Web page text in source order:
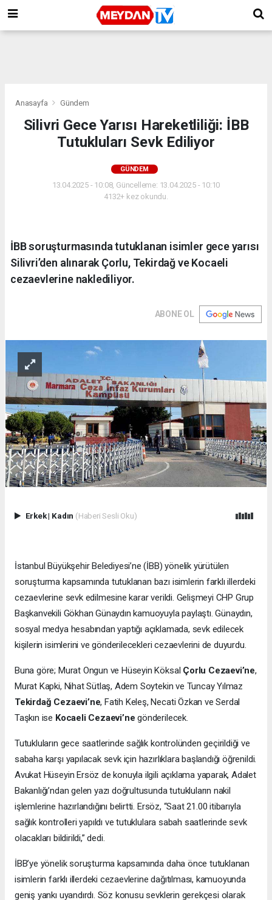
Anasayfa Gündem
Silivri Gece Yarısı Hareketliliği: İBB
Tutukluları Sevk Ediliyor
GÜNDEM
13.04.2025 - 10:08, Güncelleme: 13.04.2025 - 10:10
4132+ kez okundu.
İBB soruşturmasında tutuklanan isimler gece yarısı
Silivri’den alınarak Çorlu, Tekirdağ ve Kocaeli
cezaevlerine naklediliyor.
ABONE OL
Erkek| Kadın (Haberi Sesli Oku)
İstanbul Büyükşehir Belediyesi’ne (İBB) yönelik yürütülen
soruşturma kapsamında tutuklanan bazı isimlerin farklı illerdeki
cezaevlerine sevk edilmesine karar verildi. Gelişmeyi CHP Grup
Başkanvekili Gökhan Günaydın kamuoyuyla paylaştı. Günaydın,
sosyal medya hesabından yaptığı açıklamada, sevk edilecek
kişilerin isimlerini ve gönderilecekleri cezaevlerini de duyurdu.
Buna göre; Murat Ongun ve Hüseyin Köksal Çorlu Cezaevi’ne,
Murat Kapki, Nihat Sütlaş, Adem Soytekin ve Tuncay Yılmaz
Tekirdağ Cezaevi’ne, Fatih Keleş, Necati Özkan ve Serdal
Taşkın ise Kocaeli Cezaevi’ne gönderilecek.
Tutukluların gece saatlerinde sağlık kontrolünden geçirildiği ve
sabaha karşı yapılacak sevk için hazırlıklara başlandığı öğrenildi.
Avukat Hüseyin Ersöz de konuyla ilgili açıklama yaparak, Adalet
Bakanlığı’ndan gelen yazı doğrultusunda tutukluların nakil
işlemlerine hazırlandığını belirtti. Ersöz, “Saat 21.00 itibarıyla
sağlık kontrolleri yapıldı ve tutuklulara sabah saatlerinde sevk
olacakları bildirildi,” dedi.
İBB’ye yönelik soruşturma kapsamında daha önce tutuklanan
isimlerin farklı illerdeki cezaevlerine dağıtılması, kamuoyunda
geniş yankı uyandırdı. Söz konusu sevklerin gerekçesi olarak